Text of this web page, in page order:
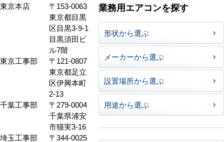
東京本店
〒153-0063
東京都目黒
区目黒3-9-1
目黒須田ビ
ル7階
東京工事部
〒121-0807
東京都足立
区伊興本町
2-13
千葉工事部
〒279-0004
千葉県浦安
市猫実3-16
埼玉工事部
〒344-0025
業務用エアコンを探す
形状から選ぶ
メーカーから選ぶ
設置場所から選ぶ
用途から選ぶ